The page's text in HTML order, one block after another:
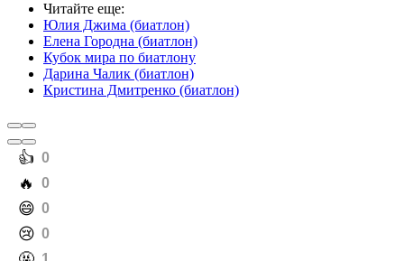
Читайте еще:
Юлия Джима (биатлон)
Елена Городна (биатлон)
Кубок мира по биатлону
Дарина Чалик (биатлон)
Кристина Дмитренко (биатлон)
️👍 0
️🔥 0
️😄 0
️😢 0